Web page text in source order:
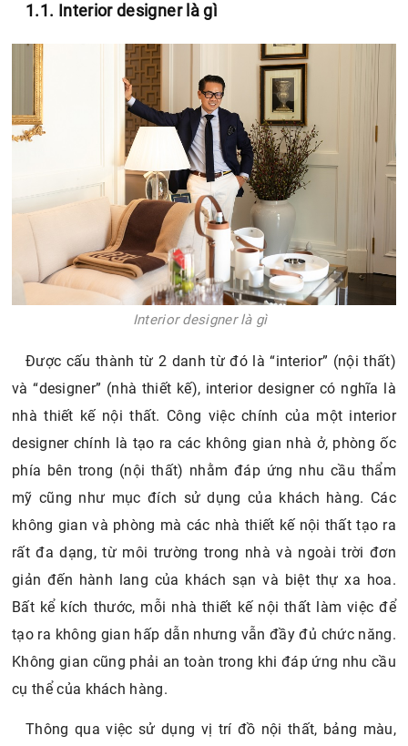
1.1. Interior designer là gì
Interior designer là gì
Được cấu thành từ 2 danh từ đó là “interior” (nội thất)
và “designer” (nhà thiết kế), interior designer có nghĩa là
nhà thiết kế nội thất. Công việc chính của một interior
designer chính là tạo ra các không gian nhà ở, phòng ốc
phía bên trong (nội thất) nhằm đáp ứng nhu cầu thẩm
mỹ cũng như mục đích sử dụng của khách hàng. Các
không gian và phòng mà các nhà thiết kế nội thất tạo ra
rất đa dạng, từ môi trường trong nhà và ngoài trời đơn
giản đến hành lang của khách sạn và biệt thự xa hoa.
Bất kể kích thước, mỗi nhà thiết kế nội thất làm việc để
tạo ra không gian hấp dẫn nhưng vẫn đầy đủ chức năng.
Không gian cũng phải an toàn trong khi đáp ứng nhu cầu
cụ thể của khách hàng.
Thông qua việc sử dụng vị trí đồ nội thất, bảng màu,